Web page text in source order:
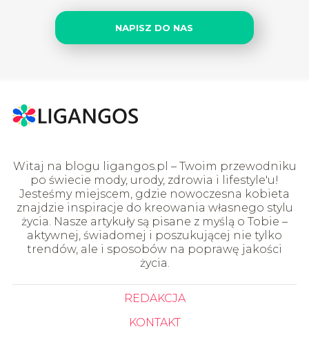
NAPISZ DO NAS
Witaj na blogu ligangos.pl – Twoim przewodniku
po świecie mody, urody, zdrowia i lifestyle'u!
Jesteśmy miejscem, gdzie nowoczesna kobieta
znajdzie inspiracje do kreowania własnego stylu
życia. Nasze artykuły są pisane z myślą o Tobie –
aktywnej, świadomej i poszukującej nie tylko
trendów, ale i sposobów na poprawę jakości
życia.
REDAKCJA
KONTAKT